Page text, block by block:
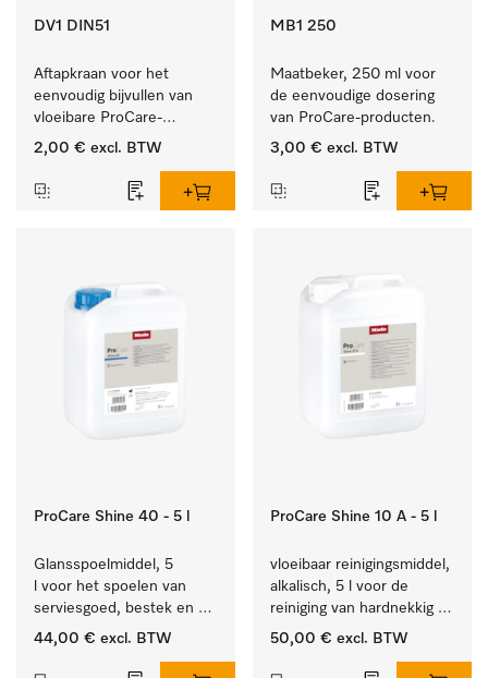
DV1 DIN51
Aftapkraan voor het
eenvoudig bijvullen van
vloeibare ProCare-
producten.
2,00 € excl. BTW
MB1 250
Maatbeker, 250 ml voor
de eenvoudige dosering
van ProCare-producten.
3,00 € excl. BTW
ProCare Shine 40 - 5 l
Glansspoelmiddel, 5
l voor het spoelen van
serviesgoed, bestek en
ideaal voor glazen.
44,00 € excl. BTW
ProCare Shine 10 A - 5 l
vloeibaar reinigingsmiddel,
alkalisch, 5 l voor de
reiniging van hardnekkig
vuil op serviesgoed,
50,00 € excl. BTW